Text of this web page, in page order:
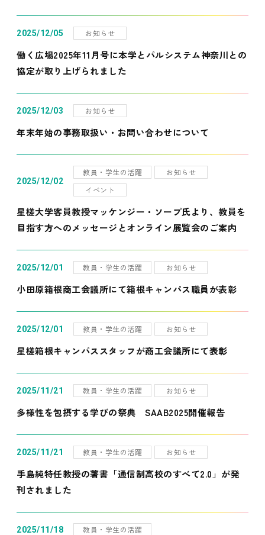
2025/12/05 お知らせ
働く広場2025年11月号に本学とパルシステム神奈川との
協定が取り上げられました
2025/12/03 お知らせ
年末年始の事務取扱い・お問い合わせについて
2025/12/02
教員・学生の活躍
お知らせ
イベント
星槎大学客員教授マッケンジー・ソープ氏より、教員を
目指す方へのメッセージとオンライン展覧会のご案内
2025/12/01 教員・学生の活躍 お知らせ
小田原箱根商工会議所にて箱根キャンパス職員が表彰
2025/12/01 教員・学生の活躍 お知らせ
星槎箱根キャンパススタッフが商工会議所にて表彰
2025/11/21 教員・学生の活躍 お知らせ
多様性を包摂する学びの祭典 SAAB2025開催報告
2025/11/21 教員・学生の活躍 お知らせ
手島純特任教授の著書「通信制高校のすべて2.0」が発
刊されました
2025/11/18 教員・学生の活躍